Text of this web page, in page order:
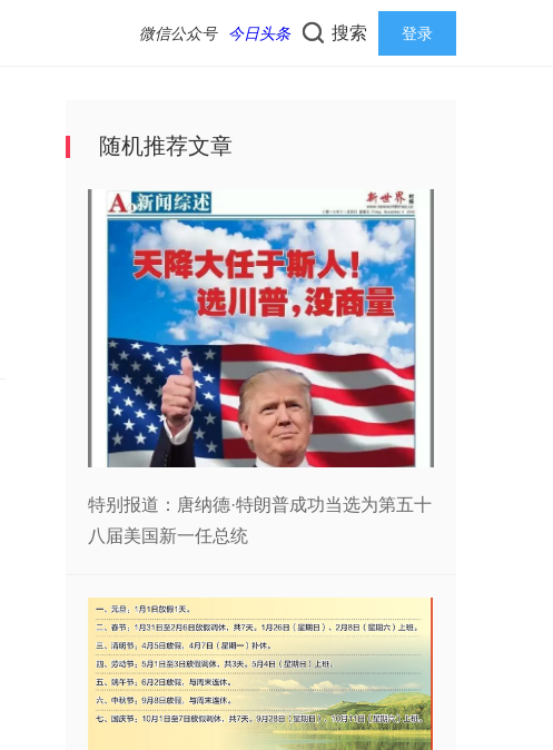
微信公众号 今日头条 搜索 登录
随机推荐文章
特别报道：唐纳德·特朗普成功当选为第五十
八届美国新一任总统